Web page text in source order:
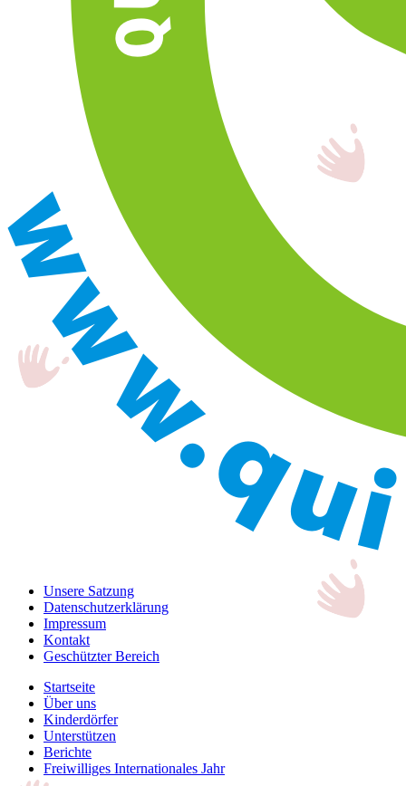
Unsere Satzung
Datenschutzerklärung
Impressum
Kontakt
Geschützter Bereich
Startseite
Über uns
Kinderdörfer
Unterstützen
Berichte
Freiwilliges Internationales Jahr